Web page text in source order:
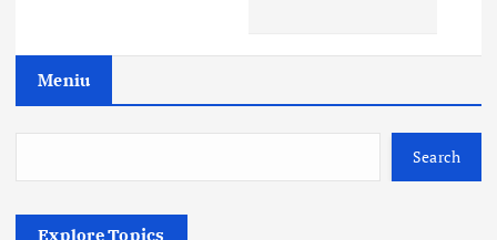
t
i
n
Meniu
Search
Explore Topics